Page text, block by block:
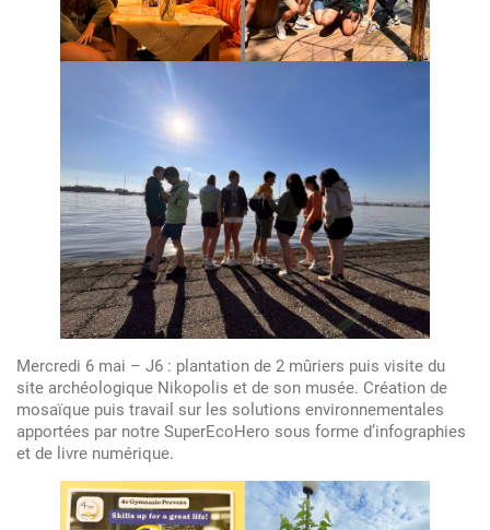
Mercredi 6 mai – J6 : plantation de 2 mûriers puis visite du
site archéologique Nikopolis et de son musée. Création de
mosaïque puis travail sur les solutions environnementales
apportées par notre SuperEcoHero sous forme d’infographies
et de livre numérique.